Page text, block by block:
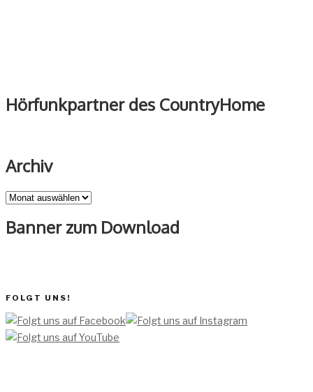
Hörfunkpartner des CountryHome
Archiv
Archiv
Banner zum Download
FOLGT UNS!